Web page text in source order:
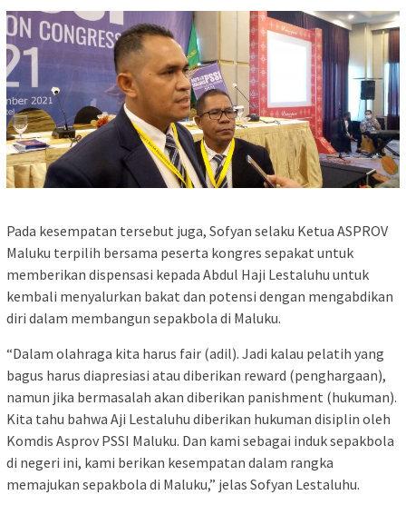
Pada kesempatan tersebut juga, Sofyan selaku Ketua ASPROV
Maluku terpilih bersama peserta kongres sepakat untuk
memberikan dispensasi kepada Abdul Haji Lestaluhu untuk
kembali menyalurkan bakat dan potensi dengan mengabdikan
diri dalam membangun sepakbola di Maluku.
“Dalam olahraga kita harus fair (adil). Jadi kalau pelatih yang
bagus harus diapresiasi atau diberikan reward (penghargaan),
namun jika bermasalah akan diberikan panishment (hukuman).
Kita tahu bahwa Aji Lestaluhu diberikan hukuman disiplin oleh
Komdis Asprov PSSI Maluku. Dan kami sebagai induk sepakbola
di negeri ini, kami berikan kesempatan dalam rangka
memajukan sepakbola di Maluku,” jelas Sofyan Lestaluhu.